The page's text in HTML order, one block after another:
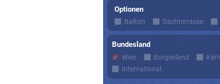
Optionen
Balkon Dachterrasse
Bundesland
Wien Burgenland
International